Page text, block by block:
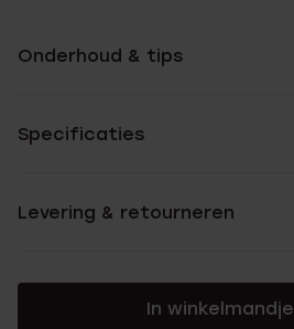
Onderhoud & tips
Specificaties
Levering & retourneren
In winkelmandje